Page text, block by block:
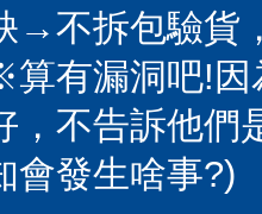
→不拆包驗貨
算有漏洞吧!因
，不告訴他們
會發生啥事?)